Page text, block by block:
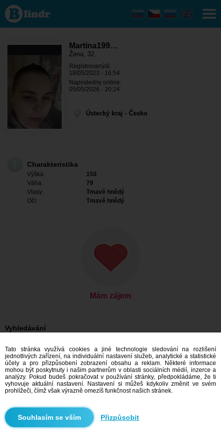
Martina1994
- Ona hledá
někoho
Ústecký
Hříškov
Martina199…
Žena, 32
Registrovaný/á:
18/05/2023 - 16:54
Naposledny online:
05/05/2026 - 20:24
Ústecký kraj - Česko
Charakteristika
Výška:
150
Váha:
79
Vlasy:
Tmavě hnědý
Oči:
Tmavě hnědý
Mám zájem
Vyhledávání
Ona hledá jeho: Ženy, 32
Ona hledá jeho: Ženy, 32 - Česko
Ona hledá jeho: Ženy, 32 - Ústecký kraj
Ona hledá jeho: Ženy, 32 - Hříškov
Seznamka Česko
Seznamka Ústecký kraj
Seznamka Hříškov
Doporučujeme
Tato stránka využívá cookies a jiné technologie sledování na rozlišení
jednotlivých zařízení, na individuální nastavení služeb, analytické a statistické
účely a pro přizpůsobení zobrazení obsahu a reklam. Některé informace
mohou být poskytnuty i našim partnerům v oblasti sociálních médií, inzerce a
analýzy. Pokud budeš pokračovat v používání stránky, předpokládáme, že ti
vyhovuje aktuální nastavení. Nastavení si můžeš kdykoliv změnit ve svém
prohlížeči, čímž však výrazně omezíš funkčnost našich stránek.
Přizpůsobit